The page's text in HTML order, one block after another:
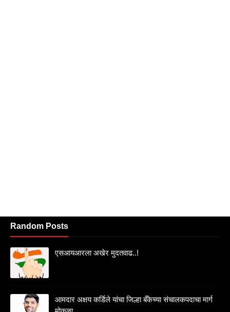
Random Posts
एसआयआरला अखेर मुदतवाढ..!
आमदार अक्षय कर्डिले यांचा जिल्हा बँकेच्या संचालकपदाचा मार्ग